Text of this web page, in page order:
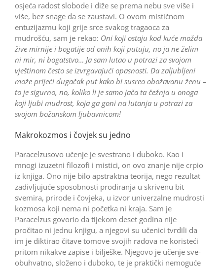
osjeća radost slobode i diže se prema nebu sve više i
više, bez snage da se zaustavi. O ovom mističnom
entuzijazmu koji grije srce svakog tragaoca za
mudrošću, sam je rekao: Oni koji ostaju kod kuće možda
žive mirnije i bogatije od onih koji putuju, no ja ne želim
ni mir, ni bogatstvo… Ja sam lutao u potrazi za svojom
vještinom često se izvrgavajući opasnosti. Da zaljubljeni
može prijeći dugačak put kako bi susreo obožavanu ženu –
to je sigurno, no, koliko li je samo jača ta čežnja u onoga
koji ljubi mudrost, koja ga goni na lutanja u potrazi za
svojom božanskom ljubavnicom!
Makrokozmos i čovjek su jedno
Paracelzusovo učenje je svestrano i duboko. Kao i
mnogi izuzetni filozofi i mistici, on ovo znanje nije crpio
iz knjiga. Ono nije bilo apstraktna teorija, nego rezultat
zadivljujuće sposobnosti prodiranja u skrivenu bit
svemira, prirode i čovjeka, u izvor univerzalne mudrosti
kozmosa koji nema ni početka ni kraja. Sam je
Paracelzus govorio da tijekom deset godina nije
pročitao ni jednu knjigu, a njegovi su učenici tvrdili da
im je diktirao čitave tomove svojih radova ne koristeći
pritom nikakve zapise i bilješke. Njegovo je učenje sve­
obuhvatno, složeno i duboko, te je praktički nemoguće